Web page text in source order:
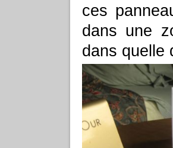
ces
dans une
dans quelle